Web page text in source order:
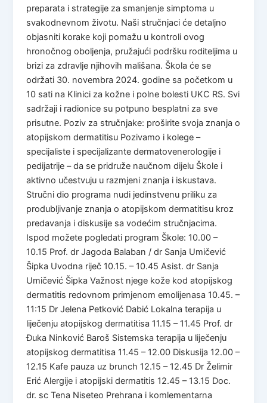
preparata i strategije za smanjenje simptoma u
svakodnevnom životu. Naši stručnjaci će detaljno
objasniti korake koji pomažu u kontroli ovog
hronočnog oboljenja, pružajući podršku roditeljima u
brizi za zdravlje njihovih mališana. Škola će se
održati 30. novembra 2024. godine sa početkom u
10 sati na Klinici za kožne i polne bolesti UKC RS. Svi
sadržaji i radionice su potpuno besplatni za sve
prisutne. Poziv za stručnjake: proširite svoja znanja o
atopijskom dermatitisu Pozivamo i kolege –
specijaliste i specijalizante dermatovenerologije i
pedijatrije – da se pridruže naučnom dijelu Škole i
aktivno učestvuju u razmjeni znanja i iskustava.
Stručni dio programa nudi jedinstvenu priliku za
produbljivanje znanja o atopijskom dermatitisu kroz
predavanja i diskusije sa vodećim stručnjacima.
Ispod možete pogledati program Škole: 10.00 –
10.15 Prof. dr Jagoda Balaban / dr Sanja Umičević
Šipka Uvodna riječ 10.15. – 10.45 Asist. dr Sanja
Umičević Šipka Važnost njege kože kod atopijskog
dermatitis redovnom primjenom emolijenasa 10.45. –
11:15 Dr Jelena Petković Dabić Lokalna terapija u
liječenju atopijskog dermatitisa 11.15 – 11.45 Prof. dr
Đuka Ninković Baroš Sistemska terapija u liječenju
atopijskog dermatitisa 11.45 – 12.00 Diskusija 12.00 –
12.15 Kafe pauza uz brunch 12.15 – 12.45 Dr Želimir
Erić Alergije i atopijski dermatitis 12.45 – 13.15 Doc.
dr. sc Tena Niseteo Prehrana i komlementarna